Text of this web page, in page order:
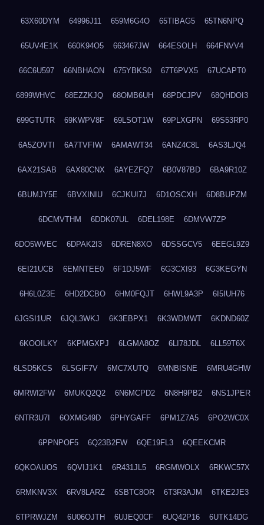
63X60DYM 64996J11 659M6G4O 65TIBAG5 65TN6NPQ
65UV4E1K 660K94O5 663467JW 664ESOLH 664FNVV4
66C6U597 66NBHAON 675YBKS0 67T6PVX5 67UCAPT0
6899WHVC 68EZZKJQ 68OMB6UH 68PDCJPV 68QHDOI3
699GTUTR 69KWPV8F 69LSOT1W 69PLXGPN 69S53RP0
6A5ZOVTI 6A7TVFIW 6AMAWT34 6ANZ4C8L 6AS3LJQ4
6AX21SAB 6AX80CNX 6AYEZFQ7 6B0V87BD 6BA9R10Z
6BUMJY5E 6BVXINIU 6CJKUI7J 6D1OSCXH 6D8BUPZM
6DCMVTHM 6DDK07UL 6DEL198E 6DMVW7ZP
6DO5WVEC 6DPAK2I3 6DREN8XO 6DSSGCV5 6EEGL9Z9
6EI21UCB 6EMNTEE0 6F1DJ5WF 6G3CXI93 6G3KEGYN
6H6L0Z3E 6HD2DCBO 6HM0FQJT 6HWL9A3P 6I5IUH76
6JGSI1UR 6JQL3WKJ 6K3EBPX1 6K3WDMWT 6KDND60Z
6KOOILKY 6KPMGXPJ 6LGMA8OZ 6LI78JDL 6LL59T6X
6LSD5KCS 6LSGIF7V 6MC7XUTQ 6MNBISNE 6MRU4GHW
6MRWI2FW 6MUKQ2Q2 6N6MCPD2 6N8H9PB2 6NS1JPER
6NTR3U7I 6OXMG49D 6PHYGAFF 6PM1Z7A5 6PO2WC0X
6PPNPOF5 6Q23B2FW 6QE19FL3 6QEEKCMR
6QKOAUOS 6QVIJ1K1 6R431JL5 6RGMWOLX 6RKWC57X
6RMKNV3X 6RV8LARZ 6SBTC8OR 6T3R3AJM 6TKE2JE3
6TPRWJZM 6U06OJTH 6UJEQ0CF 6UQ42P16 6UTK14DG